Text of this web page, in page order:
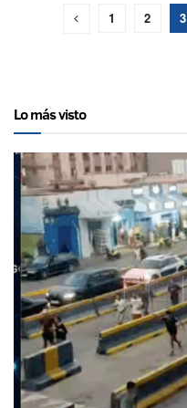
1 2 3
Lo más visto